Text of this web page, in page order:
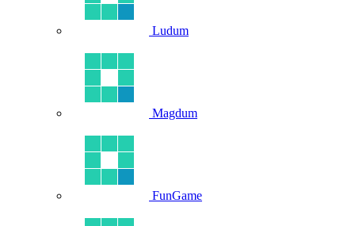
Ludum
Magdum
FunGame